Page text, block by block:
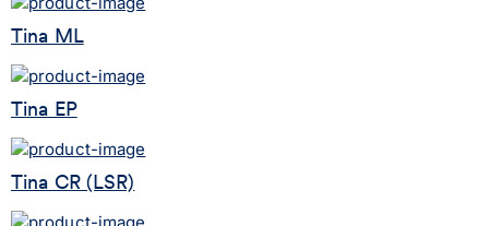
Tina ML
Tina EP
Tina CR (LSR)